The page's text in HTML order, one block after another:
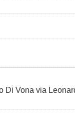
Di Vona via